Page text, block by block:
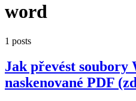
word
1 posts
Jak převést soubory
naskenované PDF